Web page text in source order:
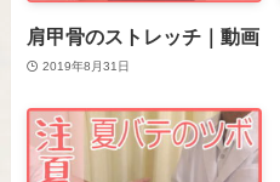
肩甲骨のストレッチ｜動画
2019年8月31日